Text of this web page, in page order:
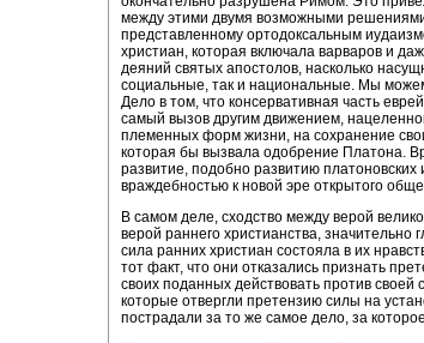
между этими двумя возможными
представленному ортодоксальным
христиан, которая включала варваров и
деяний святых апостолов, насколько
социальные, так и национальные. Мы
Дело в том, что консервативная часть
самый вызов другим движением,
племенных форм жизни, на сохранение
которая бы вызвала одобрение Платона.
развитие, подобно развитию платоновских
враждебностью к новой эре открытого
В самом деле, сходство между верой
верой раннего христианства, значительно
сила ранних христиан состояла в их
тот факт, что они отказались признать
своих поданных действовать против своей
которые отвергли претензию силы на
пострадали за то же самое дело, за